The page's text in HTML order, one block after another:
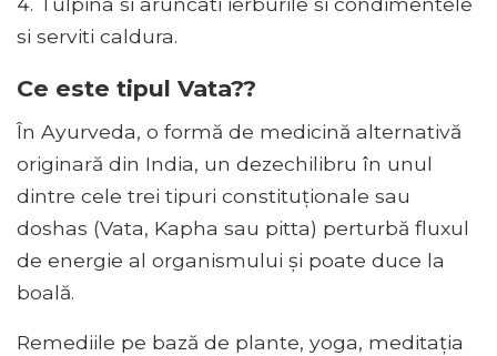
si serviti caldura.
Ce este tipul Vata??
În Ayurveda, o formă de medicină alternativă
originară din India, un dezechilibru în unul
dintre cele trei tipuri constituționale sau
doshas (Vata, Kapha sau pitta) perturbă fluxul
de energie al organismului și poate duce la
boală.
Remediile pe bază de plante, yoga, meditația